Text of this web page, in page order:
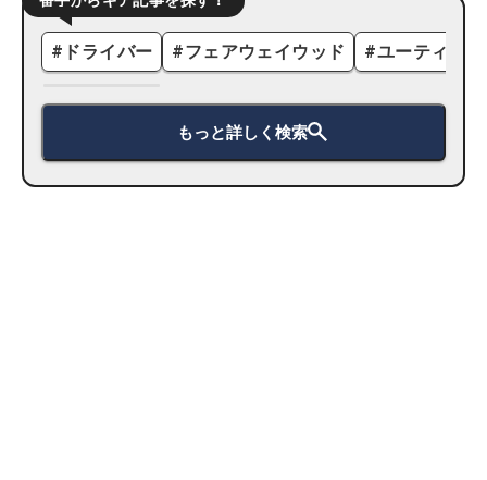
# ドライバー #フェアウェイウッド #ユーティリ
もっと詳しく検索